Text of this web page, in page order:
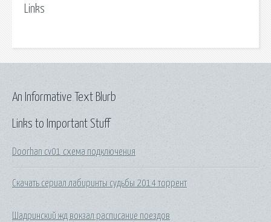
Links
Links to Important Stuff
Doorhan cv01 схема подключения
Скачать сериал лабиринты судьбы 2014 торрент
Шадринский жд вокзал расписание поездов
An Informative Text Blurb